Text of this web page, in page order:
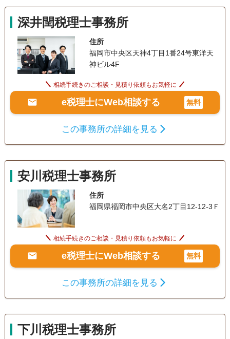
深井閏税理士事務所
住所
福岡市中央区天神4丁目1番24号東洋天
神ビル4F
相続手続きのご相談・見積り依頼もお気軽に
e税理士にWeb相談する 無料
この事務所の詳細を見る
安川税理士事務所
住所
福岡県福岡市中央区大名2丁目12-12-3Ｆ
相続手続きのご相談・見積り依頼もお気軽に
e税理士にWeb相談する 無料
この事務所の詳細を見る
下川税理士事務所